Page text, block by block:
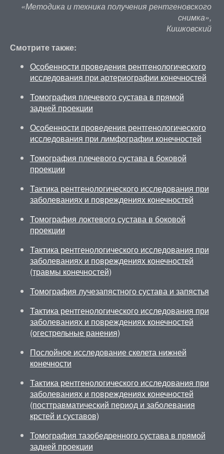
«Методика и техника получения рентгеновского
снимка»,
Кишковский
Смотрите также:
Особенности проведения рентгенологического
исследования при артериографии конечностей
Томография плечевого сустава в прямой
задней проекции
Особенности проведения рентгенологического
исследования при лимфографии конечностей
Томография плечевого сустава в боковой
проекции
Тактика рентгенологического исследования при
заболеваниях и повреждениях конечностей
Томография локтевого сустава в боковой
проекции
Тактика рентгенологического исследования при
заболеваниях и повреждениях конечностей
(травмы конечностей)
Томография лучезапястного сустава и запястья
Тактика рентгенологического исследования при
заболеваниях и повреждениях конечностей
(огестрельные ранения)
Послойное исследование скелета нижней
конечности
Тактика рентгенологического исследования при
заболеваниях и повреждениях конечностей
(посттравматический период и заболевания
крстей и суставов)
Томография тазобедренного сустава в прямой
задней проекции